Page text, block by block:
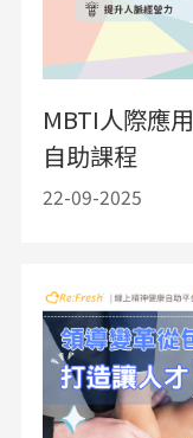
MBTI人際應
自助課程
22-09-2025